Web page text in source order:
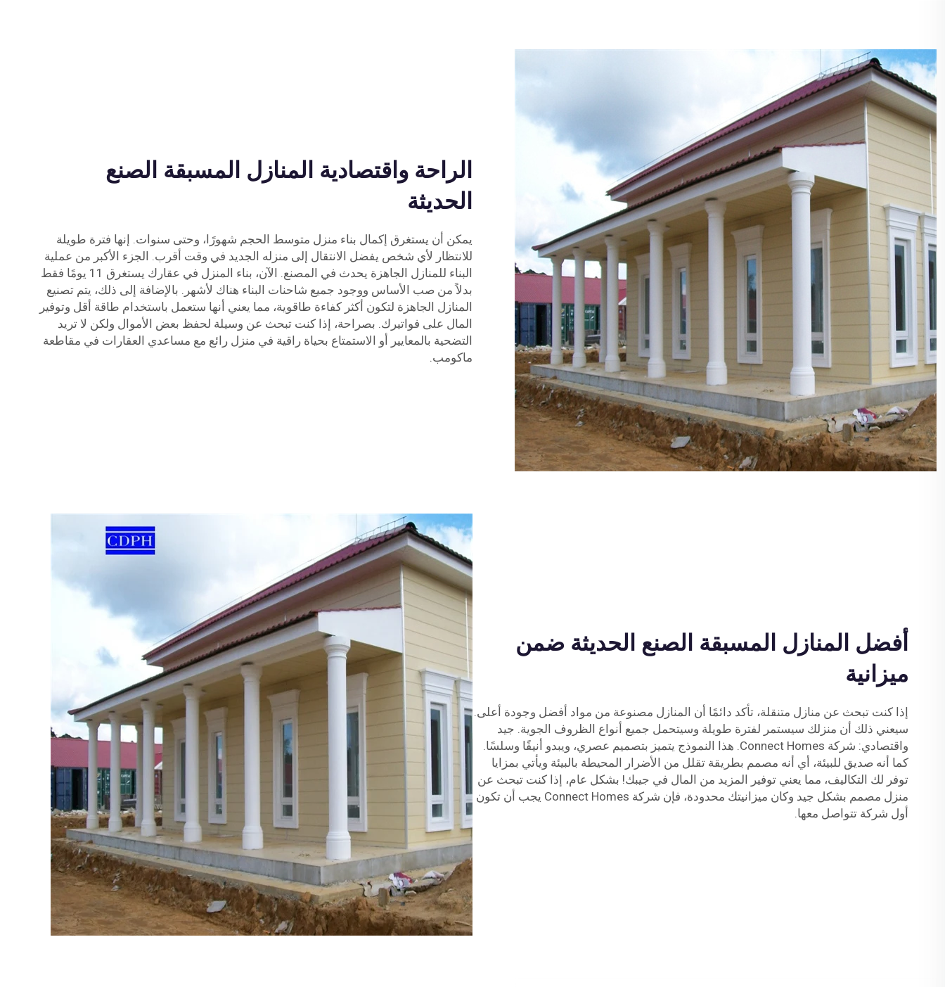
الراحة واقتصادية المنازل المسبقة الصنع
الحديثة
يمكن أن يستغرق إكمال بناء منزل متوسط الحجم شهورًا، وحتى سنوات. إنها فترة طويلة
للانتظار لأي شخص يفضل الانتقال إلى منزله الجديد في وقت أقرب. الجزء الأكبر من عملية
البناء للمنازل الجاهزة يحدث في المصنع. الآن، بناء المنزل في عقارك يستغرق 11 يومًا فقط
بدلاً من صب الأساس ووجود جميع شاحنات البناء هناك لأشهر. بالإضافة إلى ذلك، يتم تصنيع
المنازل الجاهزة لتكون أكثر كفاءة طاقوية، مما يعني أنها ستعمل باستخدام طاقة أقل وتوفير
المال على فواتيرك. بصراحة، إذا كنت تبحث عن وسيلة لحفظ بعض الأموال ولكن لا تريد
التضحية بالمعايير أو الاستمتاع بحياة راقية في منزل رائع مع مساعدي العقارات في مقاطعة
ماكومب.
أفضل المنازل المسبقة الصنع الحديثة ضمن
ميزانية
إذا كنت تبحث عن منازل متنقلة، تأكد دائمًا أن المنازل مصنوعة من مواد أفضل وجودة أعلى.
سيعني ذلك أن منزلك سيستمر لفترة طويلة وسيتحمل جميع أنواع الظروف الجوية. جيد
واقتصادي: شركة Connect Homes. هذا النموذج يتميز بتصميم عصري، ويبدو أنيقًا وسلسًا.
كما أنه صديق للبيئة، أي أنه مصمم بطريقة تقلل من الأضرار المحيطة بالبيئة ويأتي بمزايا
توفر لك التكاليف، مما يعني توفير المزيد من المال في جيبك! بشكل عام، إذا كنت تبحث عن
منزل مصمم بشكل جيد وكان ميزانيتك محدودة، فإن شركة Connect Homes يجب أن تكون
أول شركة تتواصل معها.